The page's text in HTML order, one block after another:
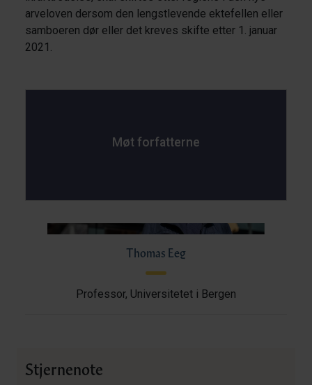
arveloven dersom den lengstlevende ektefellen eller
samboeren dør eller det kreves skifte etter 1. januar
2021.
Møt forfatterne
Thomas Eeg
Professor, Universitetet i Bergen
Stjernenote